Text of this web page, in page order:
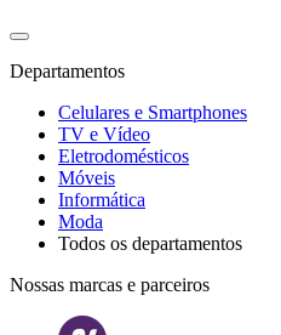
Departamentos
Celulares e Smartphones
TV e Vídeo
Eletrodomésticos
Móveis
Informática
Moda
Todos os departamentos
Nossas marcas e parceiros